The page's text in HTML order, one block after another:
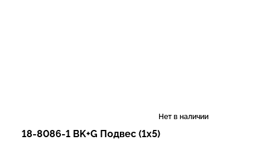
Нет в наличии
18-8086-1 BK+G Подвес (1x5)